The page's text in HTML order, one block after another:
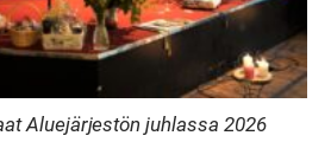
Aluejärjestön juhlassa 2026